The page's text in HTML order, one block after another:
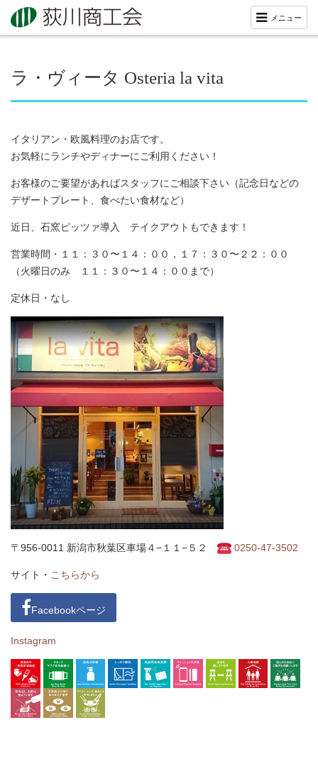
メニュー
ラ・ヴィータ Osteria la vita
イタリアン・欧風料理のお店です。
お気軽にランチやディナーにご利用ください！
お客様のご要望があればスタッフにご相談下さい（記念日などの
デザートプレート、食べたい食材など）
近日、石窯ピッツァ導入 テイクアウトもできます！
営業時間・１１：３０〜１４：００，１７：３０〜２２：００
（火曜日のみ １１：３０〜１４：００まで）
定休日・なし
〒956-0011 新潟市秋葉区車場４−１１−５２ 0250-47-3502
サイト・ こちらから
Facebookページ
Instagram